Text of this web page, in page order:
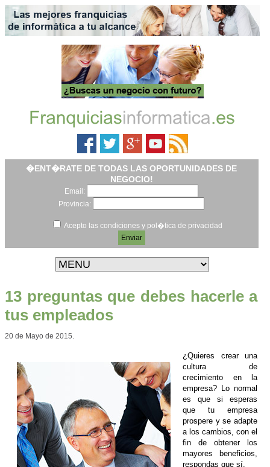
�ENT�RATE DE TODAS LAS OPORTUNIDADES DE
NEGOCIO!
Email:
Provincia:
Acepto las condiciones y pol�tica de privacidad
13 preguntas que debes hacerle a
tus empleados
20 de Mayo de 2015.
¿Quieres crear una
cultura de
crecimiento en la
empresa? Lo normal
es que si esperas
que tu empresa
prospere y se adapte
a los cambios, con el
fin de obtener los
mayores beneficios,
respondas que sí.